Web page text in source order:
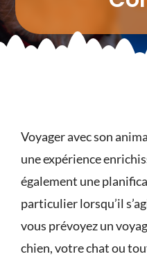
Voyager avec son
une expérience
également une
particulier lorsqu’il
vous prévoyez un
chien, votre chat ou